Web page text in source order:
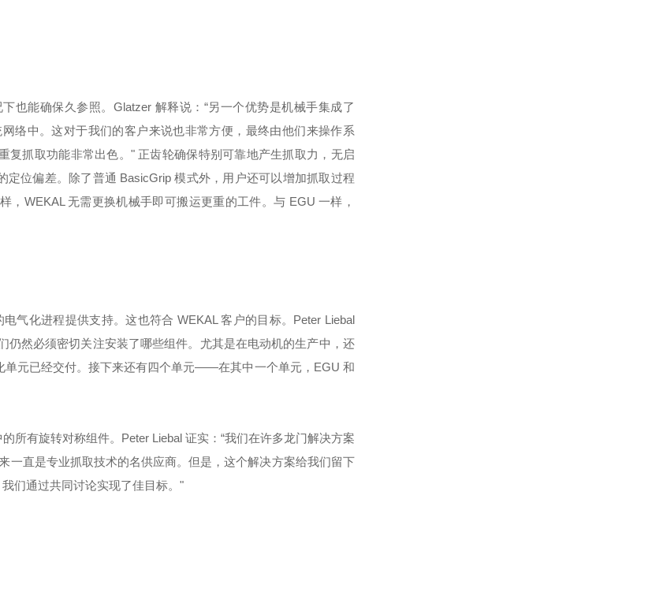
也能确保久参照。Glatzer 解释说：“另一个优势是机械手集成了
络中。这对于我们的客户来说也非常方便，最终由他们来操作系
复抓取功能非常出色。" 正齿轮确保特别可靠地产生抓取力，无启
位偏差。除了普通 BasicGrip 模式外，用户还可以增加抓取过程
WEKAL 无需更换机械手即可搬运更重的工件。与 EGU 一样，
气化进程提供支持。这也符合 WEKAL 客户的目标。Peter Liebal
然必须密切关注安装了哪些组件。尤其是在电动机的生产中，还
单元已经交付。接下来还有四个单元——在其中一个单元，EGU 和
所有旋转对称组件。Peter Liebal 证实：“我们在许多龙门解决方案
直是专业抓取技术的名供应商。但是，这个解决方案给我们留下
们通过共同讨论实现了佳目标。"